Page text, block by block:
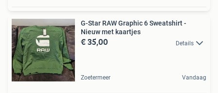
G-Star RAW Graphic 6 Sweatshirt -
Nieuw met kaartjes
€ 35,00 Details
Zoetermeer Vandaag